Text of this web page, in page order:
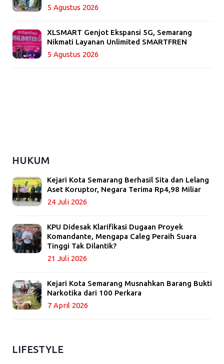
5 Agustus 2026
XLSMART Genjot Ekspansi 5G, Semarang
Nikmati Layanan Unlimited SMARTFREN
5 Agustus 2026
HUKUM
Kejari Kota Semarang Berhasil Sita dan Lelang
Aset Koruptor, Negara Terima Rp4,98 Miliar
24 Juli 2026
KPU Didesak Klarifikasi Dugaan Proyek
Komandante, Mengapa Caleg Peraih Suara
Tinggi Tak Dilantik?
21 Juli 2026
Kejari Kota Semarang Musnahkan Barang Bukti
Narkotika dari 100 Perkara
7 April 2026
LIFESTYLE